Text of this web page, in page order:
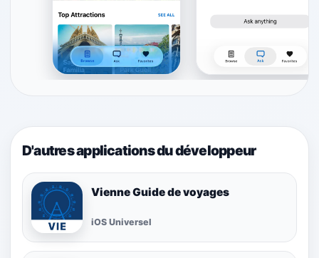
D'autres applications du développeur
Vienne Guide de voyages
iOS Universel